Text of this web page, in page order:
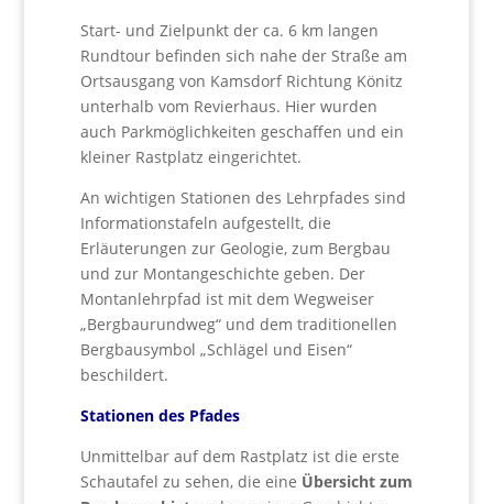
Start- und Zielpunkt der ca. 6 km langen
Rundtour befinden sich nahe der Straße am
Ortsausgang von Kamsdorf Richtung Könitz
unterhalb vom Revierhaus. Hier wurden
auch Parkmöglichkeiten geschaffen und ein
kleiner Rastplatz eingerichtet.
An wichtigen Stationen des Lehrpfades sind
Informationstafeln aufgestellt, die
Erläuterungen zur Geologie, zum Bergbau
und zur Montangeschichte geben. Der
Montanlehrpfad ist mit dem Wegweiser
„Bergbaurundweg“ und dem traditionellen
Bergbausymbol „Schlägel und Eisen“
beschildert.
Stationen des Pfades
Unmittelbar auf dem Rastplatz ist die erste
Schautafel zu sehen, die eine Übersicht zum